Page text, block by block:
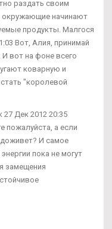
раздать своим
окружающие начинают
продукты. Малгося
Вот, Алия, принимай
И вот на фоне всего
коварную и
"королевой
Дек 2012 20:35
пожалуйста, а если
доживет? И самое
пока не могут
замещения